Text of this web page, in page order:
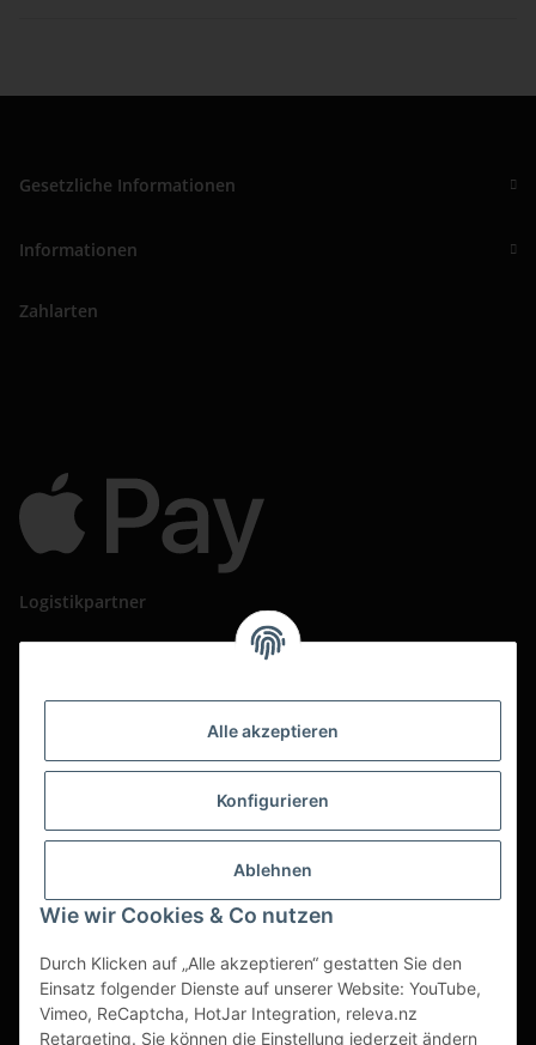
Alle akzeptieren
Konfigurieren
Ablehnen
Wie wir Cookies & Co nutzen
Durch Klicken auf „Alle akzeptieren“ gestatten Sie den
Einsatz folgender Dienste auf unserer Website: YouTube,
Vimeo, ReCaptcha, HotJar Integration, releva.nz
Retargeting. Sie können die Einstellung jederzeit ändern
Gesetzliche Informationen
Informationen
Zahlarten
Logistikpartner